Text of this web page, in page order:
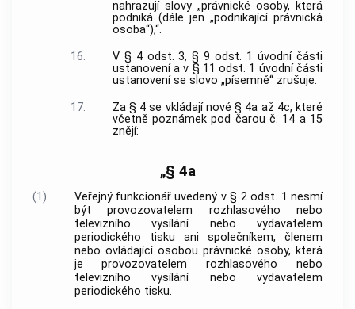
nahrazují slovy „právnické osoby, která
podniká (dále jen „podnikající právnická
osoba“),“.
16.
V § 4 odst. 3, § 9 odst. 1 úvodní části
ustanovení a v § 11 odst. 1 úvodní části
ustanovení se slovo „písemně“ zrušuje.
17.
Za § 4 se vkládají nové § 4a až 4c, které
včetně poznámek pod čarou č. 14 a 15
znějí:
„§ 4a
(1)
Veřejný funkcionář uvedený v § 2 odst. 1 nesmí
být provozovatelem rozhlasového nebo
televizního vysílání nebo vydavatelem
periodického tisku ani společníkem, členem
nebo ovládající osobou právnické osoby, která
je provozovatelem rozhlasového nebo
televizního vysílání nebo vydavatelem
periodického tisku.